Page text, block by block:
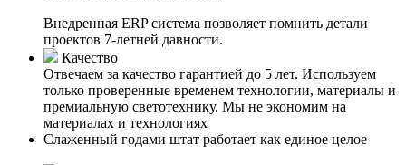
Внедренная ERP система позволяет помнить детали
проектов 7-летней давности.
Качество
Отвечаем за качество гарантией до 5 лет. Используем
только проверенные временем технологии, материалы и
премиальную светотехнику. Мы не экономим на
материалах и технологиях
Слаженный годами штат работает как единое целое